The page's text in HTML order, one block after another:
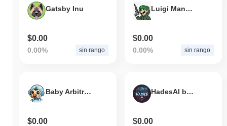
Gatsby Inu
$0.00
0.00% sin rango
Luigi Mangione: Mario’s Bro
$0.00
0.00% sin rango
Baby Arbitrum
$0.00
HadesAI by Virtuals
$0.00